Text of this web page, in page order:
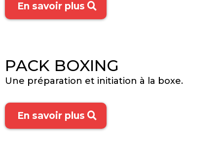
En savoir plus
PACK BOXING
Une préparation et initiation à la boxe.
En savoir plus